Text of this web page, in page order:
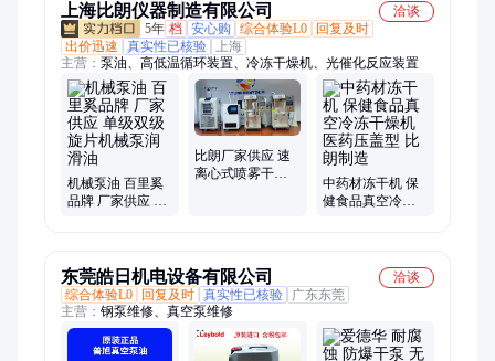
上海比朗仪器制造有限公司
洽谈
5年 档 安心购 综合体验L0
回复及时
出价迅速
真实性已核验
上海
主营： 泵油、高低温循环装置、冷冻干燥机、光催化反应装置
机械泵油 百里奚
品牌 厂家供应 单
比朗厂家供应 速
离心式喷雾干燥
中药材冻干机 保
健食品真空冷冻
东莞皓日机电设备有限公司
洽谈
综合体验L0
回复及时 真实性已核验
广东东莞
主营： 钢泵维修、真空泵维修